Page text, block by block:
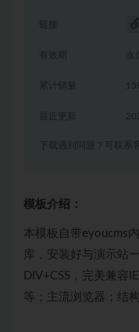
链接
有效期
累计销量
下载遇到问题？可联系
模板介绍：
本模板自带eyoucms
库，安装好与演示站
DIV+CSS，完美兼容
等；主流浏览器；结